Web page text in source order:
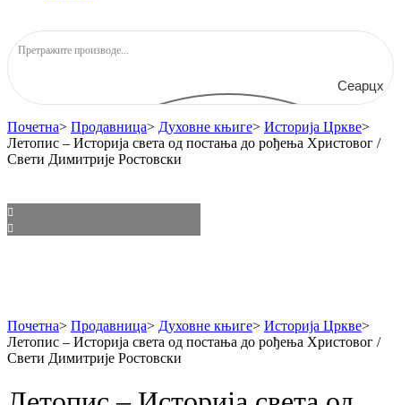
Сеарцх
Почетна> Продавница> Духовне књиге> Историја Цркве>
Летопис – Историја света од постања до рођења Христовог /
Свети Димитрије Ростовски
Почетна> Продавница> Духовне књиге> Историја Цркве>
Летопис – Историја света од постања до рођења Христовог /
Свети Димитрије Ростовски